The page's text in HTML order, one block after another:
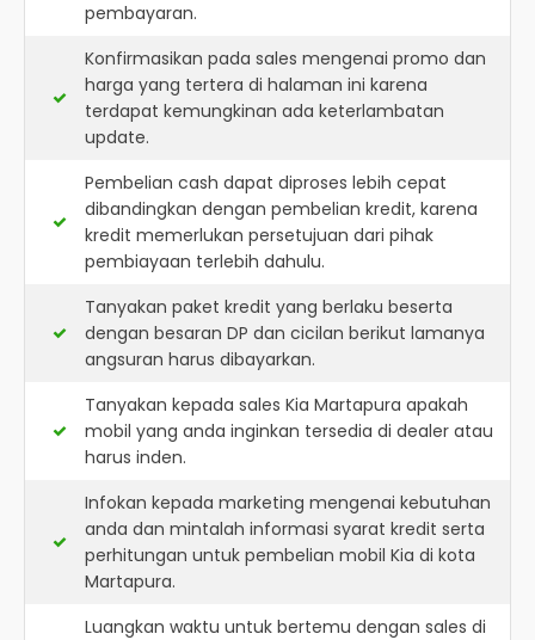
pembayaran.
Konfirmasikan pada sales mengenai promo dan
harga yang tertera di halaman ini karena
terdapat kemungkinan ada keterlambatan
update.
Pembelian cash dapat diproses lebih cepat
dibandingkan dengan pembelian kredit, karena
kredit memerlukan persetujuan dari pihak
pembiayaan terlebih dahulu.
Tanyakan paket kredit yang berlaku beserta
dengan besaran DP dan cicilan berikut lamanya
angsuran harus dibayarkan.
Tanyakan kepada sales Kia Martapura apakah
mobil yang anda inginkan tersedia di dealer atau
harus inden.
Infokan kepada marketing mengenai kebutuhan
anda dan mintalah informasi syarat kredit serta
perhitungan untuk pembelian mobil Kia di kota
Martapura.
Luangkan waktu untuk bertemu dengan sales di